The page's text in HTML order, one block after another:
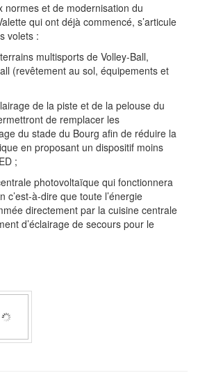
normes et de modernisation du
qui ont déjà commencé, s’articule
volets :
multisports de Volley-Ball,
(revêtement au sol, équipements et
de la piste et de la pelouse du
de remplacer les
du stade du Bourg afin de réduire la
en proposant un dispositif moins
;
photovoltaïque qui fonctionnera
c’est-à-dire que toute l’énergie
directement par la cuisine centrale
d’éclairage de secours pour le